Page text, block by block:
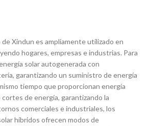
Xindun es ampliamente utilizado en
hogares, empresas e industrias. Para
solar autogenerada con
garantizando un suministro de energía
tiempo que proporcionan energía
de energía, garantizando la
comerciales e industriales, los
híbridos ofrecen modos de